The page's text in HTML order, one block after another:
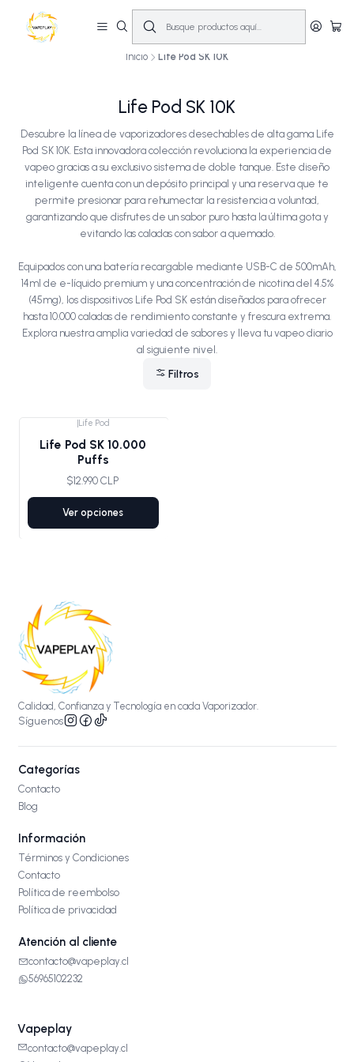
10% OFF primera compra! | Compra antes de las 14:00 y recíbelo el mismo
día en Santiago (Lun–Sáb)🚚💨
Inicio Life Pod SK 10K
Life Pod SK 10K
Descubre la línea de vaporizadores desechables de alta gama Life
Pod SK 10K. Esta innovadora colección revoluciona la experiencia de
vapeo gracias a su exclusivo sistema de doble tanque. Este diseño
inteligente cuenta con un depósito principal y una reserva que te
permite presionar para rehumectar la resistencia a voluntad,
garantizando que disfrutes de un sabor puro hasta la última gota y
evitando las caladas con sabor a quemado.
Equipados con una batería recargable mediante USB-C de 500mAh,
14ml de e-líquido premium y una concentración de nicotina del 4.5%
(45mg), los dispositivos Life Pod SK están diseñados para ofrecer
hasta 10.000 caladas de rendimiento constante y frescura extrema.
Explora nuestra amplia variedad de sabores y lleva tu vapeo diario
al siguiente nivel.
Filtros
Life Pod
Life Pod SK 10.000
Puffs
$12.990 CLP
Ver opciones
Calidad, Confianza y Tecnología en cada Vaporizador.
Síguenos
Categorías
Contacto
Blog
Información
Términos y Condiciones
Contacto
Política de reembolso
Política de privacidad
Atención al cliente
contacto@vapeplay.cl
56965102232
Vapeplay
contacto@vapeplay.cl